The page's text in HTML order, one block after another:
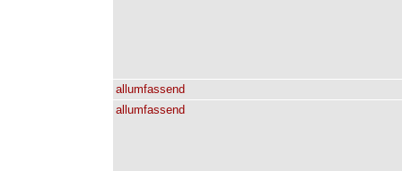
allumfassend
allumfassend